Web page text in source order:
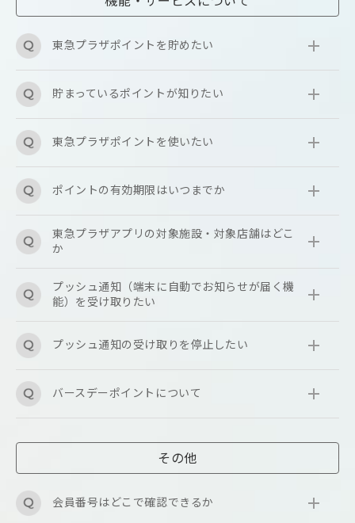
東急プラザポイントを貯めたい
貯まっているポイントが知りたい
東急プラザポイントを使いたい
ポイントの有効期限はいつまでか
東急プラザアプリの対象施設・対象店舗はどこ
か
プッシュ通知（端末に自動でお知らせが届く機
能）を受け取りたい
プッシュ通知の受け取りを停止したい
バースデーポイントについて
その他
会員番号はどこで確認できるか